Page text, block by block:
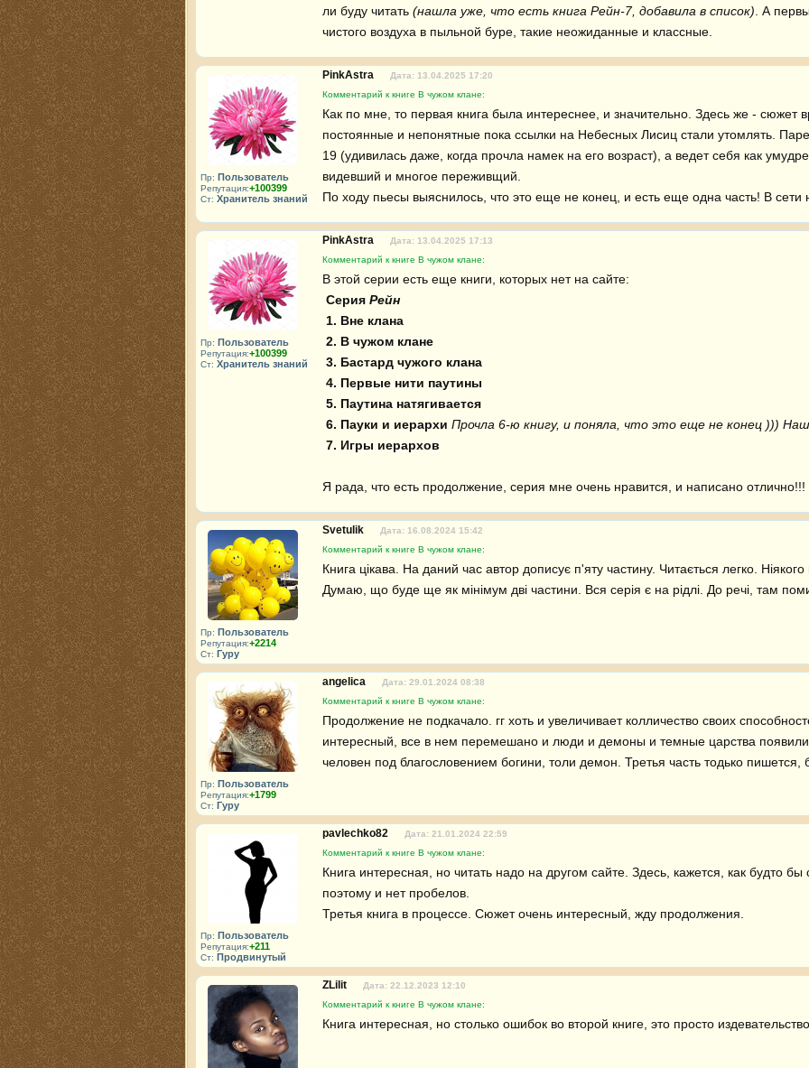
ли буду читать (нашла уже, что есть книга Рейн-7, добавила в список) . А
чистого воздуха в пыльной буре, такие неожиданные и классные.
Пр: Пользователь
Репутация:+100399
Ст: Хранитель знаний
PinkAstra
Дата: 13.04.2025 17:20
Комментарий к книге В чужом клане:
Как по мне, то первая книга была интереснее, и значительно. Здесь же - сюжет
постоянные и непонятные пока ссылки на Небесных Лисиц стали утомлять.
19 (удивилась даже, когда прочла намек на его возраст), а ведет себя как
видевший и многое переживщий.
По ходу пьесы выяснилось, что это еще не конец, и есть еще одна часть! В сети
Пр: Пользователь
Репутация:+100399
Ст: Хранитель знаний
PinkAstra
Дата: 13.04.2025 17:13
Комментарий к книге В чужом клане:
В этой серии есть еще книги, которых нет на сайте:
Серия Рейн
1. Вне клана
2. В чужом клане
3. Бастард чужого клана
4. Первые нити паутины
5. Паутина натягивается
6. Пауки и иерархи Прочла 6-ю книгу, и поняла, что это еще не конец )))
7. Игры иерархов
Я рада, что есть продолжение, серия мне очень нравится, и написано отлично!!!
Пр: Пользователь
Репутация:+2214
Ст: Гуру
Svetulik
Дата: 16.08.2024 15:42
Комментарий к книге В чужом клане:
Книга цікава. На даний час автор дописує п'яту частину. Читається легко.
Думаю, що буде ще як мінімум дві частини. Вся серія є на рідлі. До речі, там
Пр: Пользователь
Репутация:+1799
Ст: Гуру
angelica
Дата: 29.01.2024 08:38
Комментарий к книге В чужом клане:
Продолжение не подкачало. гг хоть и увеличивает колличество своих
интересный, все в нем перемешано и люди и демоны и темные царства
человен под благословением богини, толи демон. Третья часть тодько
Пр: Пользователь
Репутация:+211
Ст: Продвинутый
pavlechko82
Дата: 21.01.2024 22:59
Комментарий к книге В чужом клане:
Книга интересная, но читать надо на другом сайте. Здесь, кажется, как будто
поэтому и нет пробелов.
Третья книга в процессе. Сюжет очень интересный, жду продолжения.
ZLilit
Дата: 22.12.2023 12:10
Комментарий к книге В чужом клане:
Книга интересная, но столько ошибок во второй книге, это просто